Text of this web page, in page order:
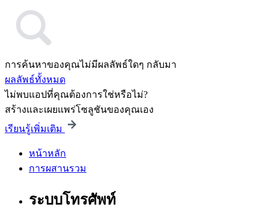
การค้นหาของคุณไม่มีผลลัพธ์ใดๆ กลับมา
ผลลัพธ์ทั้งหมด
ไม่พบแอปที่คุณต้องการใช่หรือไม่?
สร้างและเผยแพร่โซลูชันของคุณเอง
เรียนรู้เพิ่มเติม
หน้าหลัก
การผสานรวม
ระบบโทรศัพท์